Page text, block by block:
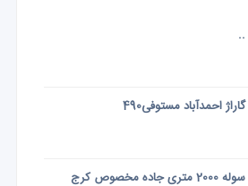
..
گاراژ احمدآباد مستوفی490
سوله 2000 متری جاده مخصوص کرج